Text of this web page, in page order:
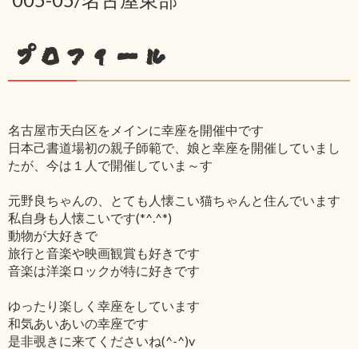
プロフィール
名古屋市天白区をメインに幸座を開催中です
日本己書道場初の親子師範で、娘と幸座を開催していまし
たが、今は１人で開催していま～す
元野良ちゃんの、とても人懐こい猫ちゃんと住んでいます
私自身も人懐こいです(*^.^*)
動物が大好きで
旅行と音楽や映画観賞も好きです
音楽は洋楽ロックが特に好きです
ゆったり楽しく幸座をしています
和気あいあいの幸座です
是非覗きに来てくださいね(^-^)v